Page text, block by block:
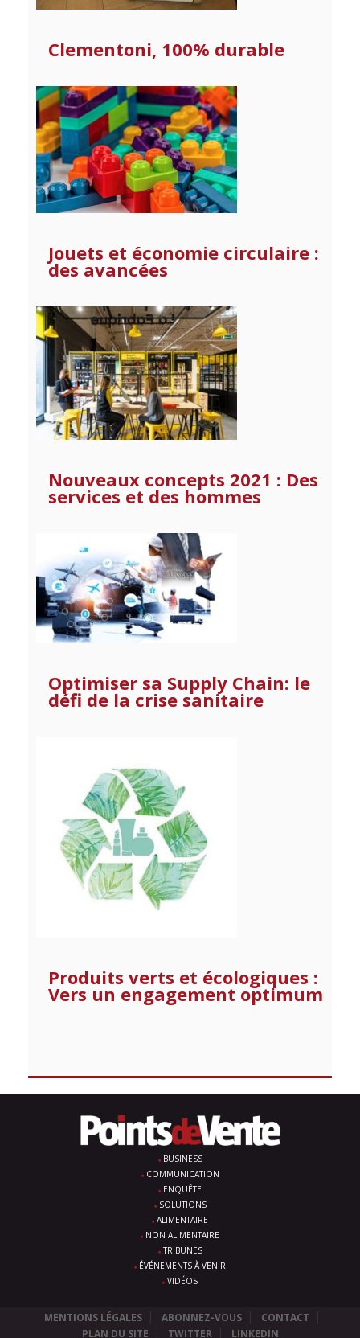
Clementoni, 100% durable
Jouets et économie circulaire :
des avancées
Nouveaux concepts 2021 : Des
services et des hommes
Optimiser sa Supply Chain: le
défi de la crise sanitaire
Produits verts et écologiques :
Vers un engagement optimum
BUSINESS
COMMUNICATION
ENQUÊTE
SOLUTIONS
ALIMENTAIRE
NON ALIMENTAIRE
TRIBUNES
ÉVÉNEMENTS À VENIR
VIDÉOS
MENTIONS LÉGALES ABONNEZ-VOUS
CONTACT
PLAN DU SITE
TWITTER LINKEDIN